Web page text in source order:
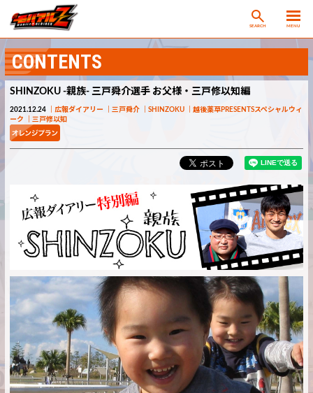
SEARCH MENU
CONTENTS
SHINZOKU -親族- 三戸舜介選手 お父様・三戸修以知編
2021.12.24 広報ダイアリー 三戸舜介 SHINZOKU
越後薬草PRESENTSスペシャルウィ
ーク
三戸修以知